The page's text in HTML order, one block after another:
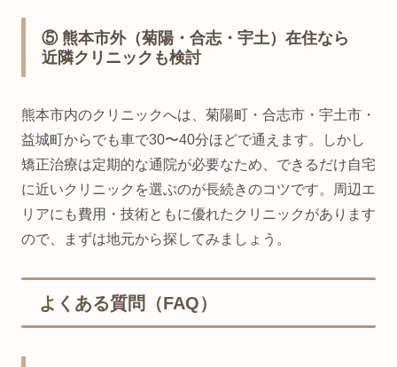
⑤ 熊本市外（菊陽・合志・宇土）在住なら
近隣クリニックも検討
熊本市内のクリニックへは、菊陽町・合志市・宇土市・
益城町からでも車で30〜40分ほどで通えます。しかし
矯正治療は定期的な通院が必要なため、できるだけ自宅
に近いクリニックを選ぶのが長続きのコツです。周辺エ
リアにも費用・技術ともに優れたクリニックがあります
ので、まずは地元から探してみましょう。
よくある質問（FAQ）